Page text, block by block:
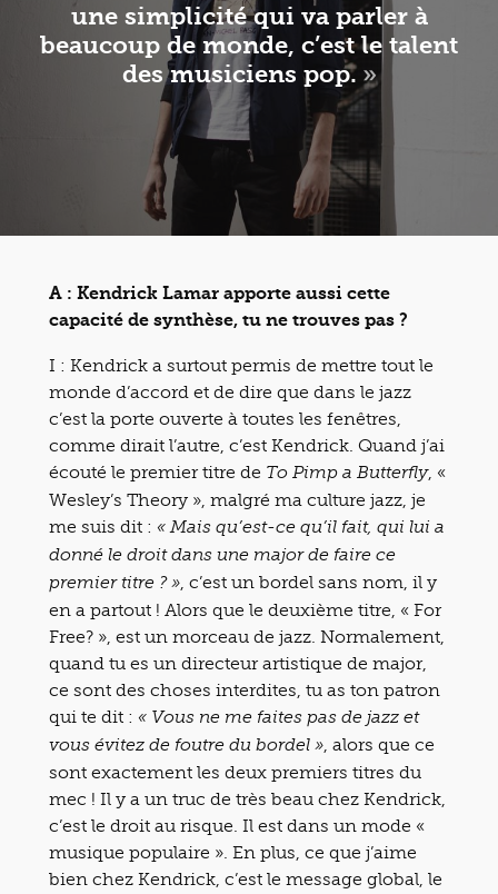
une simplicité qui va parler à
beaucoup de monde, c’est le talent
des musiciens pop. »
A : Kendrick Lamar apporte aussi cette
capacité de synthèse, tu ne trouves pas ?
I : Kendrick a surtout permis de mettre tout le
monde d’accord et de dire que dans le jazz
c’est la porte ouverte à toutes les fenêtres,
comme dirait l’autre, c’est Kendrick. Quand j’ai
écouté le premier titre de To Pimp a Butterfly, «
Wesley’s Theory », malgré ma culture jazz, je
me suis dit : « Mais qu’est-ce qu’il fait, qui lui a
donné le droit dans une major de faire ce
premier titre ? », c’est un bordel sans nom, il y
en a partout ! Alors que le deuxième titre, « For
Free? », est un morceau de jazz. Normalement,
quand tu es un directeur artistique de major,
ce sont des choses interdites, tu as ton patron
qui te dit : « Vous ne me faites pas de jazz et
vous évitez de foutre du bordel », alors que ce
sont exactement les deux premiers titres du
mec ! Il y a un truc de très beau chez Kendrick,
c’est le droit au risque. Il est dans un mode «
musique populaire ». En plus, ce que j’aime
bien chez Kendrick, c’est le message global, le